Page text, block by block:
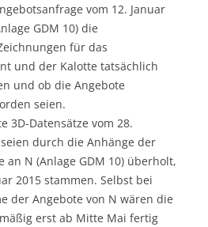
vom 12. Januar
GDM 10) die
für das
und der Kalotte tatsächlich
und ob die Angebote
seien.
3D-Datensätze vom 28.
durch die Anhänge der
an N (Anlage GDM 10) überholt,
2015 stammen. Selbst bei
der Angebote von N wären die
erst ab Mitte Mai fertig